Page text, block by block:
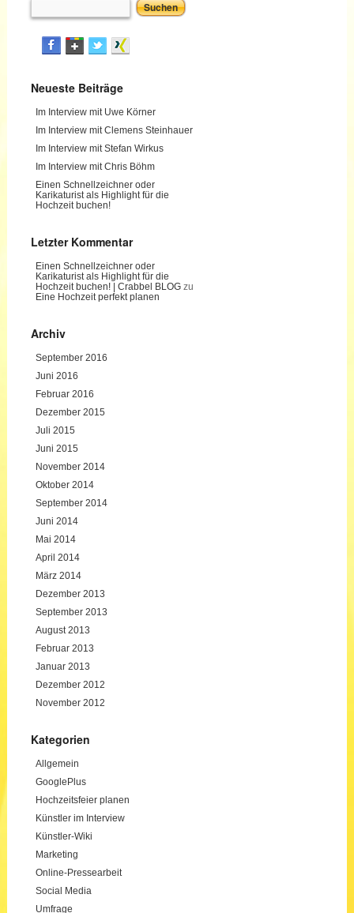
Neueste Beiträge
Im Interview mit Uwe Körner
Im Interview mit Clemens Steinhauer
Im Interview mit Stefan Wirkus
Im Interview mit Chris Böhm
Einen Schnellzeichner oder
Karikaturist als Highlight für die
Hochzeit buchen!
Letzter Kommentar
Einen Schnellzeichner oder
Karikaturist als Highlight für die
Hochzeit buchen! | Crabbel BLOGzu
Eine Hochzeit perfekt planen
Archiv
September 2016
Juni 2016
Februar 2016
Dezember 2015
Juli 2015
Juni 2015
November 2014
Oktober 2014
September 2014
Juni 2014
Mai 2014
April 2014
März 2014
Dezember 2013
September 2013
August 2013
Februar 2013
Januar 2013
Dezember 2012
November 2012
Kategorien
Allgemein
GooglePlus
Hochzeitsfeier planen
Künstler im Interview
Künstler-Wiki
Marketing
Online-Pressearbeit
Social Media
Umfrage